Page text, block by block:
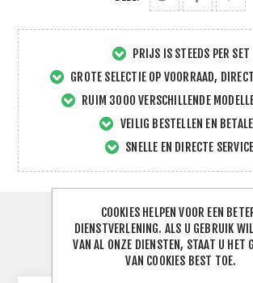
PRIJS IS STEEDS PER SET
GROTE SELECTIE OP VOORRAAD,
RUIM 3000 VERSCHILLENDE
VEILIG BESTELLEN EN
SNELLE EN DIRECTE
SPECIFICATIES
CONTACTEER ONS
COOKIES HELPEN VOOR EEN
DIENSTVERLENING. ALS U GEBRUIK
VAN AL ONZE DIENSTEN, STAAT U HET
VAN COOKIES BEST TOE.